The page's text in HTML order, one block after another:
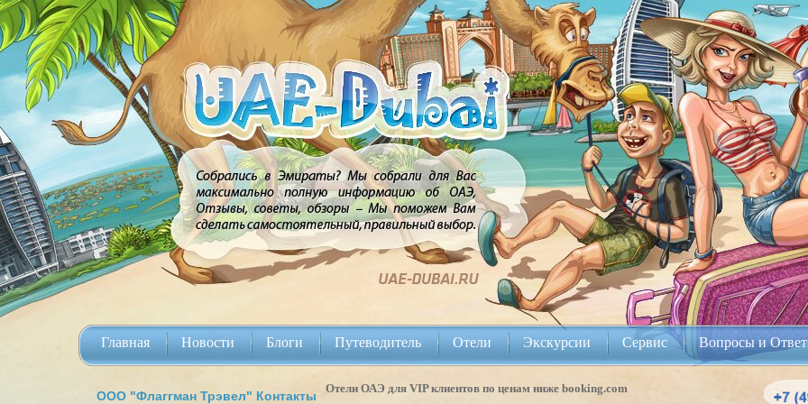
Главная Новости Блоги Путеводитель Отели Экскурсии Сервис Вопросы и
ООО "Флаггман Трэвел" Контакты
Отели ОАЭ для VIP клиентов по ценам ниже booking.com